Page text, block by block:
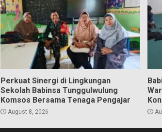
Perkuat Sinergi di Lingkungan
Sekolah Babinsa Tunggulwulung
Komsos Bersama Tenaga Pengajar
August 8, 2026